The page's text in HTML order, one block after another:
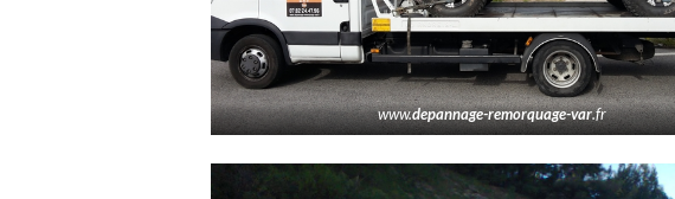
www.depannage-remorquage-var.fr